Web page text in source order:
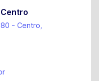
- Centro,